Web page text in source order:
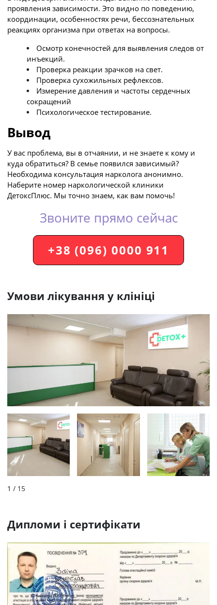
проявления зависимости. Это видно по поведению,
координации, особенностях речи, бессознательных
реакциях организма при ответах на вопросы.
Осмотр конечностей для выявления следов от
инъекций.
Проверка реакции зрачков на свет.
Проверка сухожильных рефлексов.
Измерение давления и частоты сердечных
сокращений
Психологическое тестирование.
Вывод
У вас проблема, вы в отчаянии, и не знаете к кому и
куда обратиться? В семье появился зависимый?
Необходима консультация нарколога анонимно.
Наберите номер наркологической клиники
ДетоксПлюс. Мы точно знаем, как вам помочь!
Звоните прямо сейчас
+38 (096) 0000 911
Умови лікування у клініці
1 / 15
Дипломи і сертифікати